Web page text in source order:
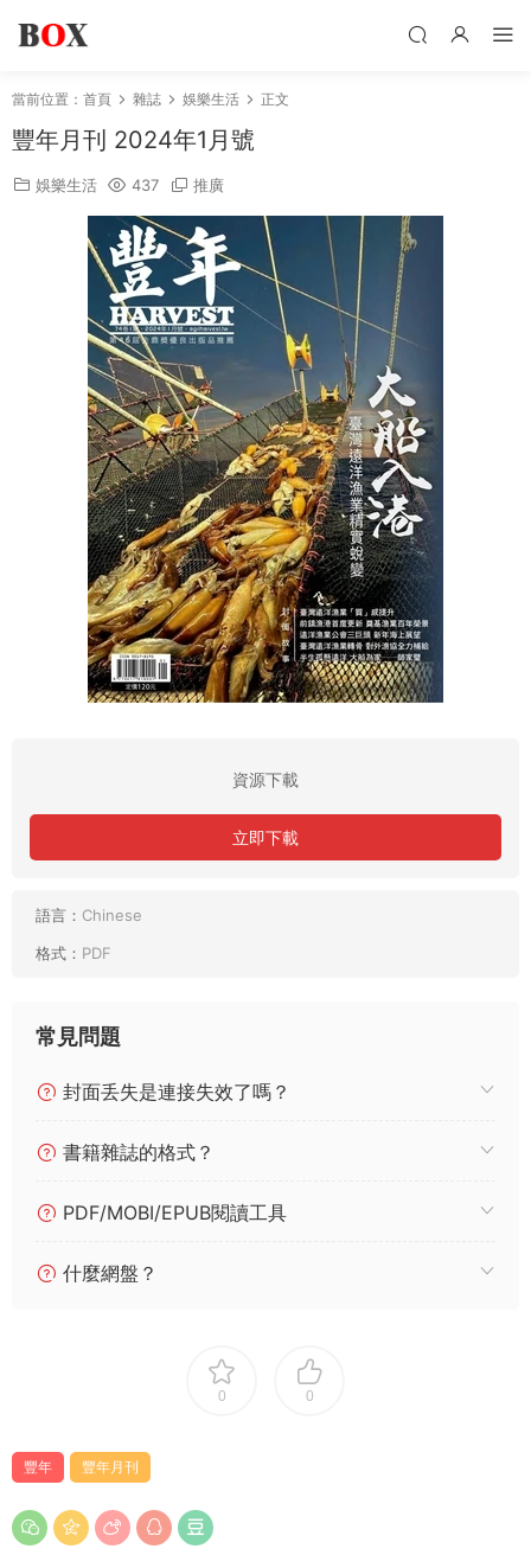
當前位置： 首頁 雜誌 娛樂生活 正文
豐年月刊 2024年1月號
娛樂生活 437 推廣
資源下載
立即下載
語言： Chinese
格式： PDF
常見問題
封面丢失是連接失效了嗎？
書籍雜誌的格式？
PDF/MOBI/EPUB閱讀工具
什麼網盤？
0 0
豐年 豐年月刊